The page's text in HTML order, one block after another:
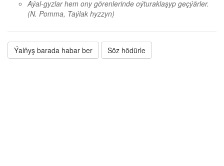
Aýal-gyzlar hem ony görenlerinde oýturaklaşyp geçýärler.
(N. Pomma, Taýlak hyzzyn)
Ýalňyş barada habar ber Söz hödürle